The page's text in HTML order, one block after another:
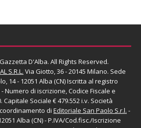
D'Alba. All Rights Reserved.
S.R.L. Via Giotto, 36 - 20145 Milano. Sede
14 - 12051 Alba (CN) Iscritta al registro
Numero di iscrizione, Codice Fiscale e
Capitale Sociale € 479.552 i.v. Società
di Editoriale San Paolo S.r.l. -
Alba (CN) - P.IVA/Cod.fisc./Iscrizione